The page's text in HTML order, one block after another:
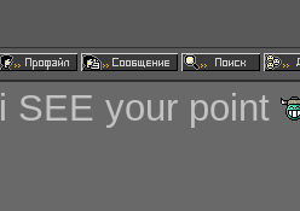
i SEE your point